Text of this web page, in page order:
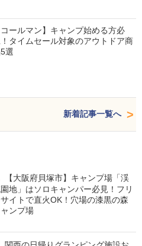
コールマン】キャンプ始める方必
！タイムセール対象のアウトドア商
選
新着記事一覧へ
【大阪府貝塚市】キャンプ場「渓
地」はソロキャンパー必見！フリ
イトで直火OK！穴場の漆黒の森
ンプ場